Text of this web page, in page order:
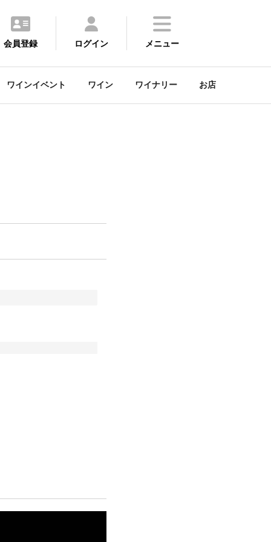
会員登録 ログイン メニュー
ワインイベント ワイン ワイナリー お店